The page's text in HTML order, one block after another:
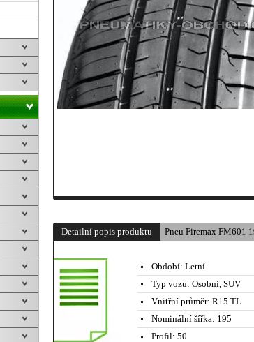
Detailní popis produktu Pneu Firemax FM601
Období: Letní
Typ vozu: Osobní, SUV
Vnitřní průměr: R15 TL
Nominální šířka: 195
Profil: 50